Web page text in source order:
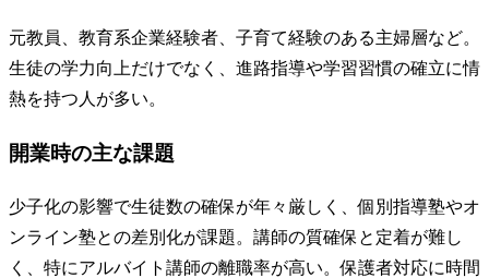
元教員、教育系企業経験者、子育て経験のある主婦層など。
生徒の学力向上だけでなく、進路指導や学習習慣の確立に情
熱を持つ人が多い。
開業時の主な課題
少子化の影響で生徒数の確保が年々厳しく、個別指導塾やオ
ンライン塾との差別化が課題。講師の質確保と定着が難し
く、特にアルバイト講師の離職率が高い。保護者対応に時間